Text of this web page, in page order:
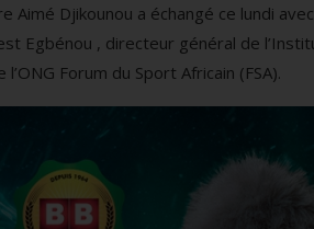
Aimé Djikounou a échangé ce lundi
Egbénou , directeur général de
Forum du Sport Africain (FSA).